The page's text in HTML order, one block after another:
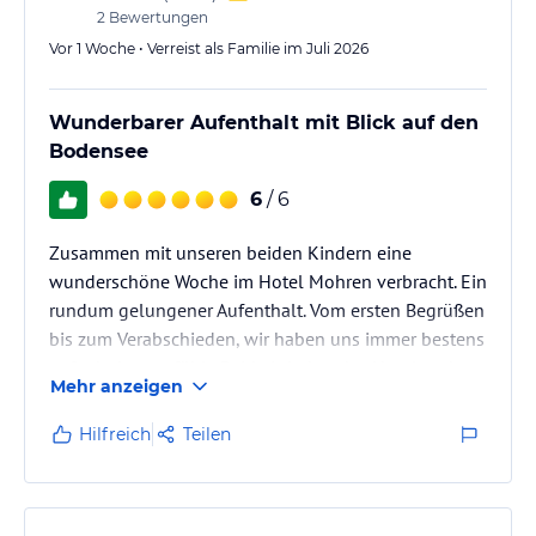
Schiffs-/und Buszeiten. Alle Theaterkarten, Weinprobekarten und
sonstige Bususflüge kann man direkt im Hotel bestellen. Das
Hinweis: Allgemeine und unverbindliche
ohne Gewähr und ohne Prüfung durch HolidayCheck. Bitte
lies vor der Buchung die verbindlichen
jeweiligen Veranstalters.
2 Bewertungen
Vor 1 Woche • Verreist als Familie im Juli 2026
Wunderbarer Aufenthalt mit Blick auf den
Bodensee
6 / 6
Zusammen mit unseren beiden Kindern eine
wunderschöne Woche im Hotel Mohren verbracht. Ein
rundum gelungener Aufenthalt. Vom ersten Begrüßen
bis zum Verabschieden, wir haben uns immer bestens
professionell, familiär, einfach fantastisch. Wir hatten
ein sehr sauberes und großes Familienzimmer.
Wunderbar mit Blick auf den Bodensee.
Mehr anzeigen
Hilfreich Teilen